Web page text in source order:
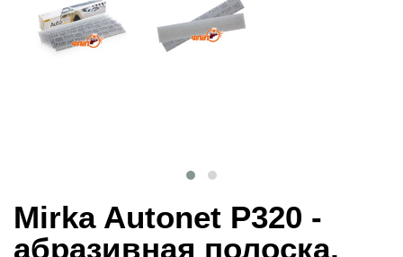
Mirka Autonet P320 -
абразивная полоска,